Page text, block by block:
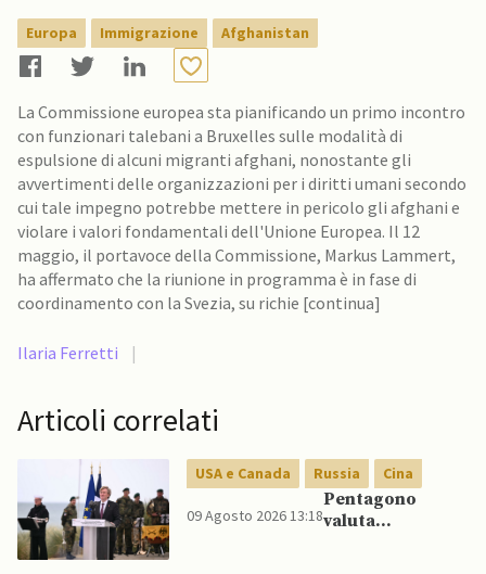
Europa Immigrazione Afghanistan
La Commissione europea sta pianificando un primo incontro
con funzionari talebani a Bruxelles sulle modalità di
espulsione di alcuni migranti afghani, nonostante gli
avvertimenti delle organizzazioni per i diritti umani secondo
cui tale impegno potrebbe mettere in pericolo gli afghani e
violare i valori fondamentali dell'Unione Europea. Il 12
maggio, il portavoce della Commissione, Markus Lammert,
ha affermato che la riunione in programma è in fase di
coordinamento con la Svezia, su richie [continua]
Ilaria Ferretti |
Articoli correlati
USA e Canada Russia Cina
09 Agosto 2026 13:18
Pentagono
valuta